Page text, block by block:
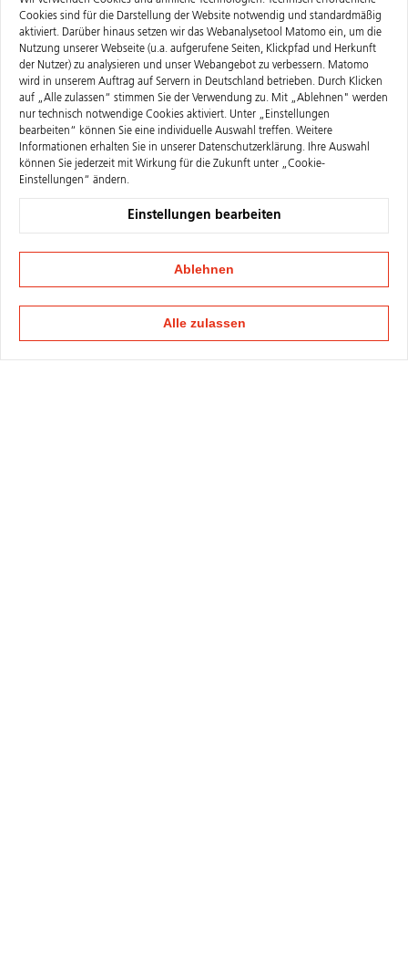
Cookies sind für die Darstellung der Website notwendig und standardmäßig
aktiviert. Darüber hinaus setzen wir das Webanalysetool Matomo ein, um die
Nutzung unserer Webseite (u.a. aufgerufene Seiten, Klickpfad und Herkunft
der Nutzer) zu analysieren und unser Webangebot zu verbessern. Matomo
wird in unserem Auftrag auf Servern in Deutschland betrieben. Durch Klicken
auf „Alle zulassen“ stimmen Sie der Verwendung zu. Mit „Ablehnen" werden
nur technisch notwendige Cookies aktiviert. Unter „Einstellungen
bearbeiten“ können Sie eine individuelle Auswahl treffen. Weitere
Informationen erhalten Sie in unserer Datenschutzerklärung. Ihre Auswahl
können Sie jederzeit mit Wirkung für die Zukunft unter „Cookie-
Einstellungen“ ändern.
Einstellungen bearbeiten
Ablehnen
Alle zulassen